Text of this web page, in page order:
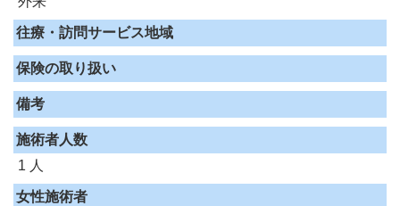
往療・訪問サービス地域
保険の取り扱い
備考
施術者人数
1 人
女性施術者